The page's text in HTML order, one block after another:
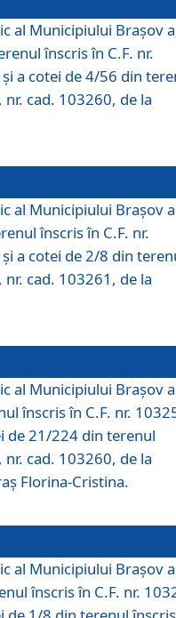
al Municipiului Braşov a
înscris în C.F. nr.
a cotei de 4/56 din
cad. 103260, de la
al Municipiului Braşov a
înscris în C.F. nr.
a cotei de 2/8 din
cad. 103261, de la
al Municipiului Braşov a
înscris în C.F. nr.
de 21/224 din terenul
cad. 103260, de la
Florina-Cristina.
al Municipiului Braşov a
înscris în C.F. nr.